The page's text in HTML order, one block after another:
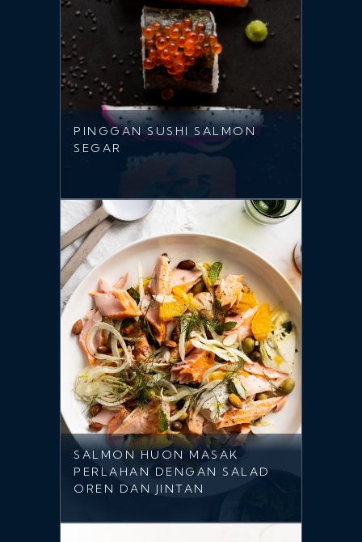
PINGGAN SUSHI SALMON
SEGAR
SALMON HUON MASAK
PERLAHAN DENGAN SALAD
OREN DAN JINTAN